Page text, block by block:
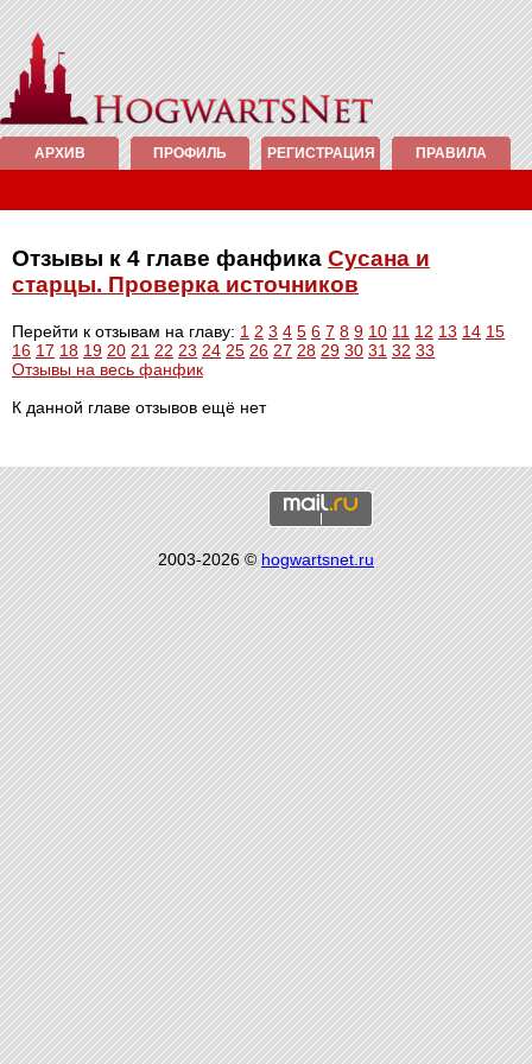
АРХИВ ПРОФИЛЬ РЕГИСТРАЦИЯ ПРАВИЛА
Отзывы к 4 главе фанфика Сусана и
старцы. Проверка источников
Перейти к отзывам на главу: 1 2 3 4 5 6 7 8 9 10 11 12 13 14 15
16 17 18 19 20 21 22 23 24 25 26 27 28 29 30 31 32 33
Отзывы на весь фанфик
К данной главе отзывов ещё нет
2003-2026 ©hogwartsnet.ru